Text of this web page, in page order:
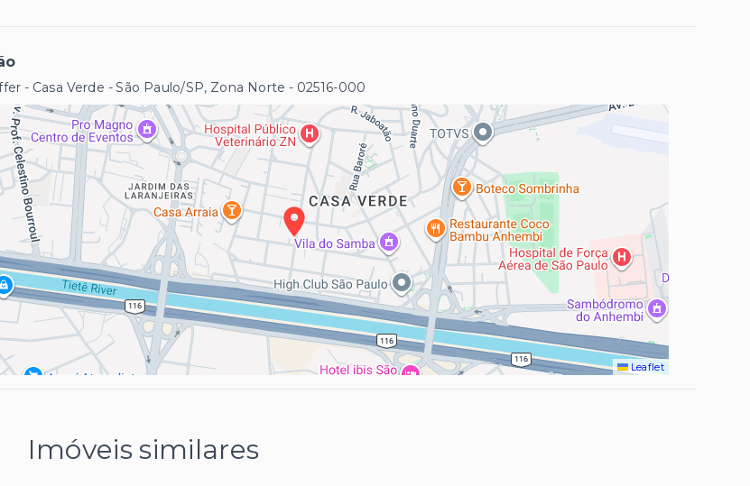
- Casa Verde - São Paulo/SP, Zona Norte - 02516-000
Leaflet
Imóveis similares